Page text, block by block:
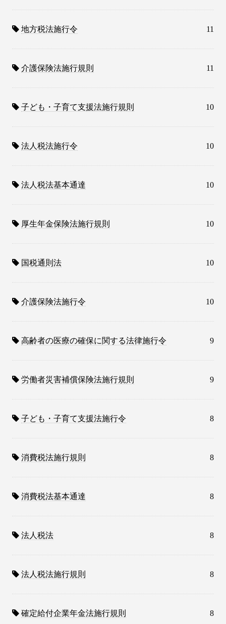
地方税法施行令 11
介護保険法施行規則 11
子ども・子育て支援法施行規則 10
法人税法施行令 10
法人税法基本通達 10
厚生年金保険法施行規則 10
国税通則法 10
介護保険法施行令 10
高齢者の医療の確保に関する法律施行令 9
労働者災害補償保険法施行規則 9
子ども・子育て支援法施行令 8
消費税法施行規則 8
消費税法基本通達 8
法人税法 8
法人税法施行規則 8
確定給付企業年金法施行規則 8